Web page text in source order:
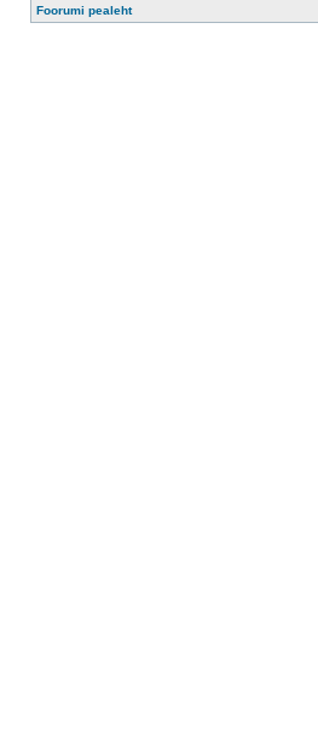
Foorumi pealeht